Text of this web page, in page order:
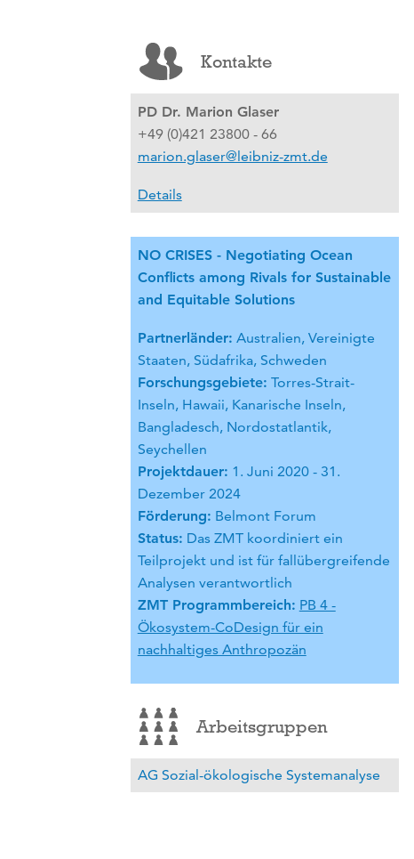
Kontakte
PD Dr. Marion Glaser
+49 (0)421 23800 - 66
marion.glaser@leibniz-zmt.de
Details
NO CRISES - Negotiating Ocean
Conflicts among Rivals for Sustainable
and Equitable Solutions
Partnerländer: Australien, Vereinigte
Staaten, Südafrika, Schweden
Forschungsgebiete: Torres-Strait-
Inseln, Hawaii, Kanarische Inseln,
Bangladesch, Nordostatlantik,
Seychellen
Projektdauer: 1. Juni 2020 - 31.
Dezember 2024
Förderung: Belmont Forum
Status: Das ZMT koordiniert ein
Teilprojekt und ist für fallübergreifende
Analysen verantwortlich
ZMT Programmbereich: PB 4 -
Ökosystem-CoDesign für ein
nachhaltiges Anthropozän
Arbeitsgruppen
AG Sozial-ökologische Systemanalyse